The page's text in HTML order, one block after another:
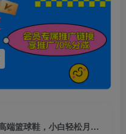
每天两小时，收入500+，卖莆田高端篮球鞋，小白轻松月入过万（教程+素材）【揭秘】